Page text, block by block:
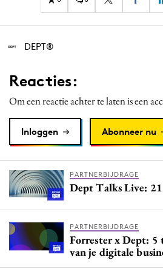
DEPT®
Reacties:
Om een reactie achter te laten is een
Inloggen Abonneer nu
PARTNERBIJDRAGE
Dept Talks Live:
PARTNERBIJDRAGE
Forrester x Dept: 5
van je digitale